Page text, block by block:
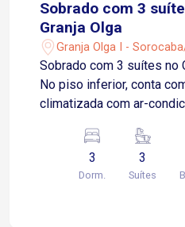
Sobrado com 3
Granja Olga
Granja Olga I -
Sobrado com 3 suítes no
No piso inferior, conta
climatizada com ar-
armários planejados,
de serviços com lavabo
luz 1 suíte no piso
3
Dorm.
3
Suítes